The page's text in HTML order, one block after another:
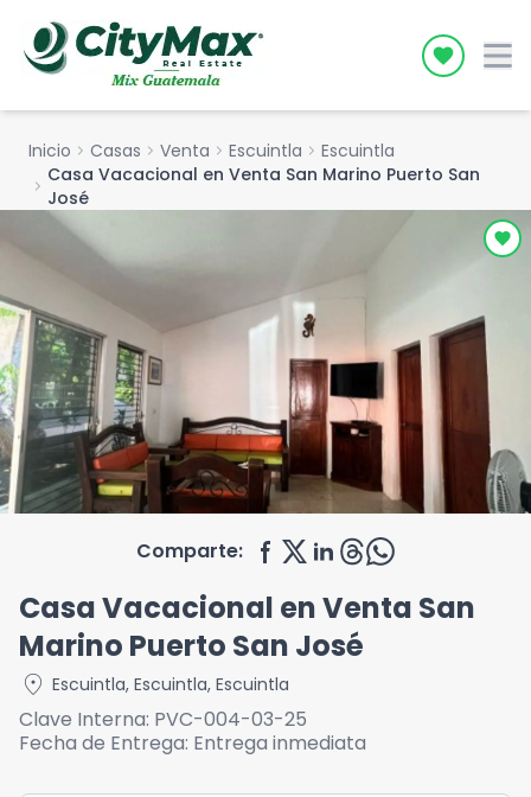
Icon
Inicio chevron_right Casas chevron_right Venta chevron_right Escuintla chevron_right Escuintla
chevron_right Casa Vacacional en Venta San Marino Puerto San
José
Comparte:
Casa Vacacional en Venta San
Marino Puerto San José
location_on Escuintla, Escuintla, Escuintla
Clave Interna: PVC-004-03-25
Fecha de Entrega: Entrega inmediata